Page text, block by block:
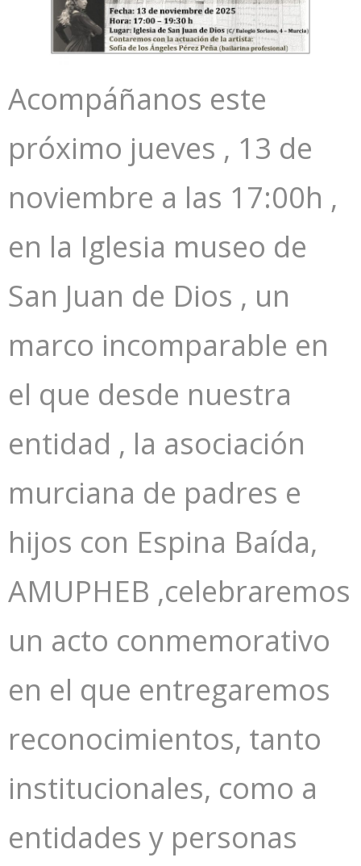
Acompáñanos este
próximo jueves , 13 de
noviembre a las 17:00h ,
en la Iglesia museo de
San Juan de Dios , un
marco incomparable en
el que desde nuestra
entidad , la asociación
murciana de padres e
hijos con Espina Baída,
AMUPHEB ,celebraremos
un acto conmemorativo
en el que entregaremos
reconocimientos, tanto
institucionales, como a
entidades y personas